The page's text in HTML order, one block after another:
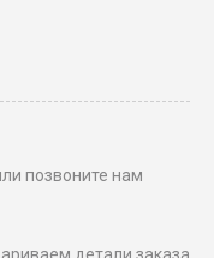
позвоните нам